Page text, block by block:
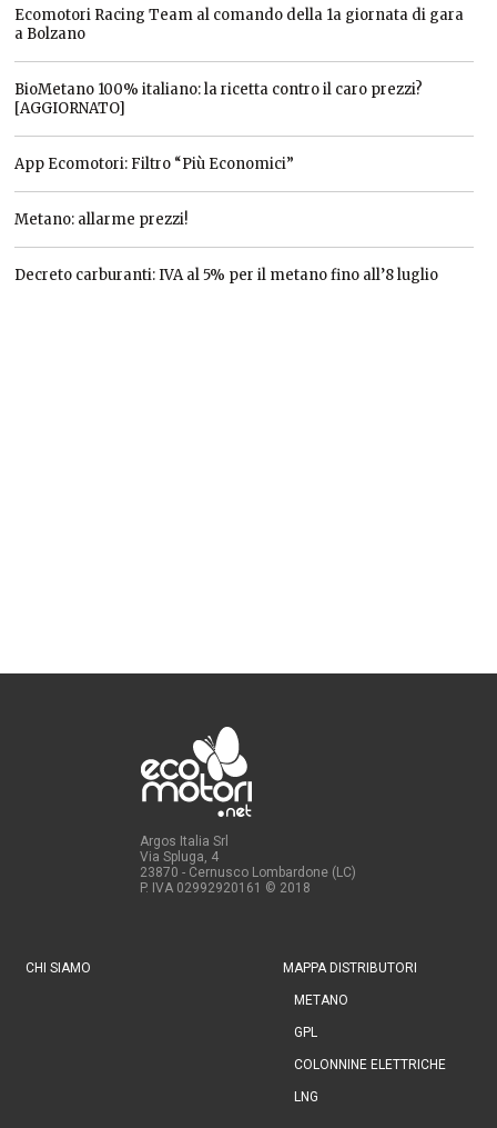
Ecomotori Racing Team al comando della 1a giornata di gara
a Bolzano
BioMetano 100% italiano: la ricetta contro il caro prezzi?
[AGGIORNATO]
App Ecomotori: Filtro “Più Economici”
Metano: allarme prezzi!
Decreto carburanti: IVA al 5% per il metano fino all’8 luglio
Argos Italia Srl
Via Spluga, 4
23870 - Cernusco Lombardone (LC)
P. IVA 02992920161 © 2018
CHI SIAMO MAPPA DISTRIBUTORI
METANO
GPL
COLONNINE ELETTRICHE
LNG